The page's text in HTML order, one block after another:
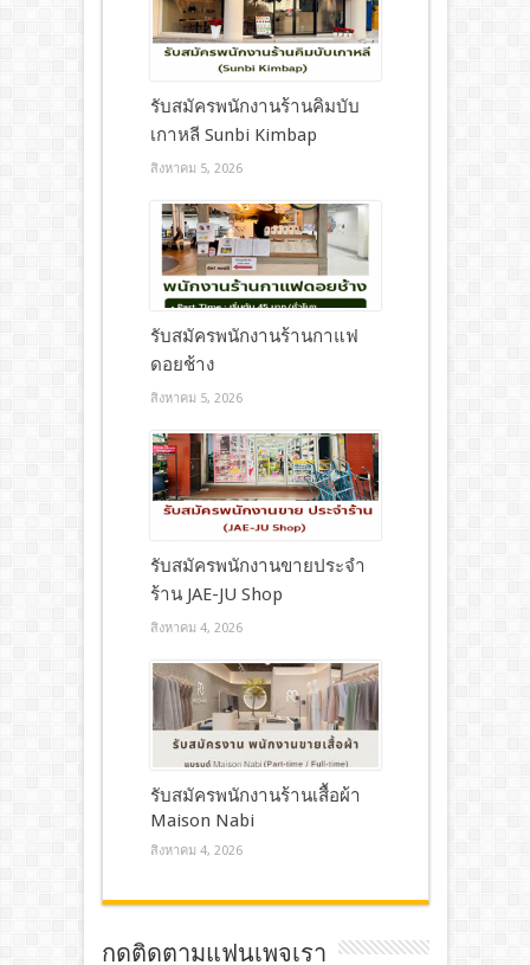
รับสมัครพนักงานร้านคิมบับ
เกาหลี Sunbi Kimbap
สิงหาคม 5, 2026
รับสมัครพนักงานร้านกาแฟ
ดอยช้าง
สิงหาคม 5, 2026
รับสมัครพนักงานขายประจำ
ร้าน JAE-JU Shop
สิงหาคม 4, 2026
รับสมัครพนักงานร้านเสื้อผ้า
Maison Nabi
สิงหาคม 4, 2026
กดติดตามแฟนเพจเรา